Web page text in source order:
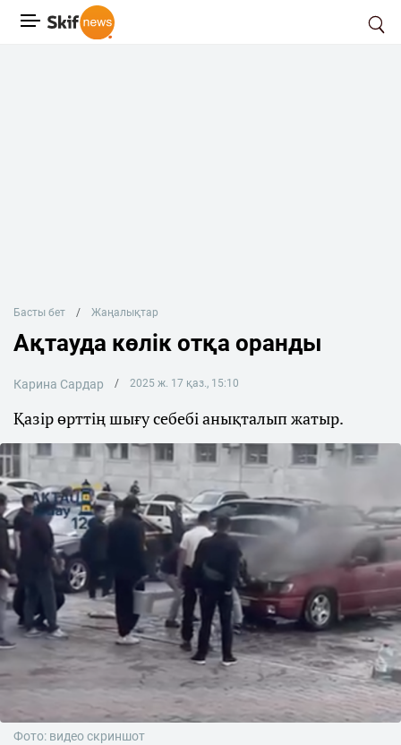
Басты бет Жаңалықтар
Ақтауда көлік отқа оранды
Карина Сардар 2025 ж. 17 қаз., 15:10
Қазір өрттің шығу себебі анықталып жатыр.
Фото: видео скриншот